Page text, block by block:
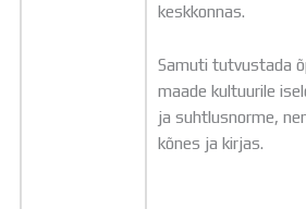
keskkonnas.
Samuti tutvustada
maade kultuurile
ja suhtlusnorme,
kõnes ja kirjas.